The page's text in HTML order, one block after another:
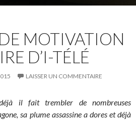
MOTIVATION
D’I-TÉLÉ
LAISSER UN COMMENTAIRE
il fait trembler de nombreuses
sa plume assassine a dores et déjà